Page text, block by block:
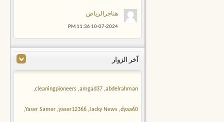
هناجرالرياض
10-07-2024
11:36 PM
آخر الزوار
abdelrahman
,
amgad37
,
cleaningpioneers
,
dyaa60
,
Jacky News
,
yaser12366
,
Yaser Samer
,